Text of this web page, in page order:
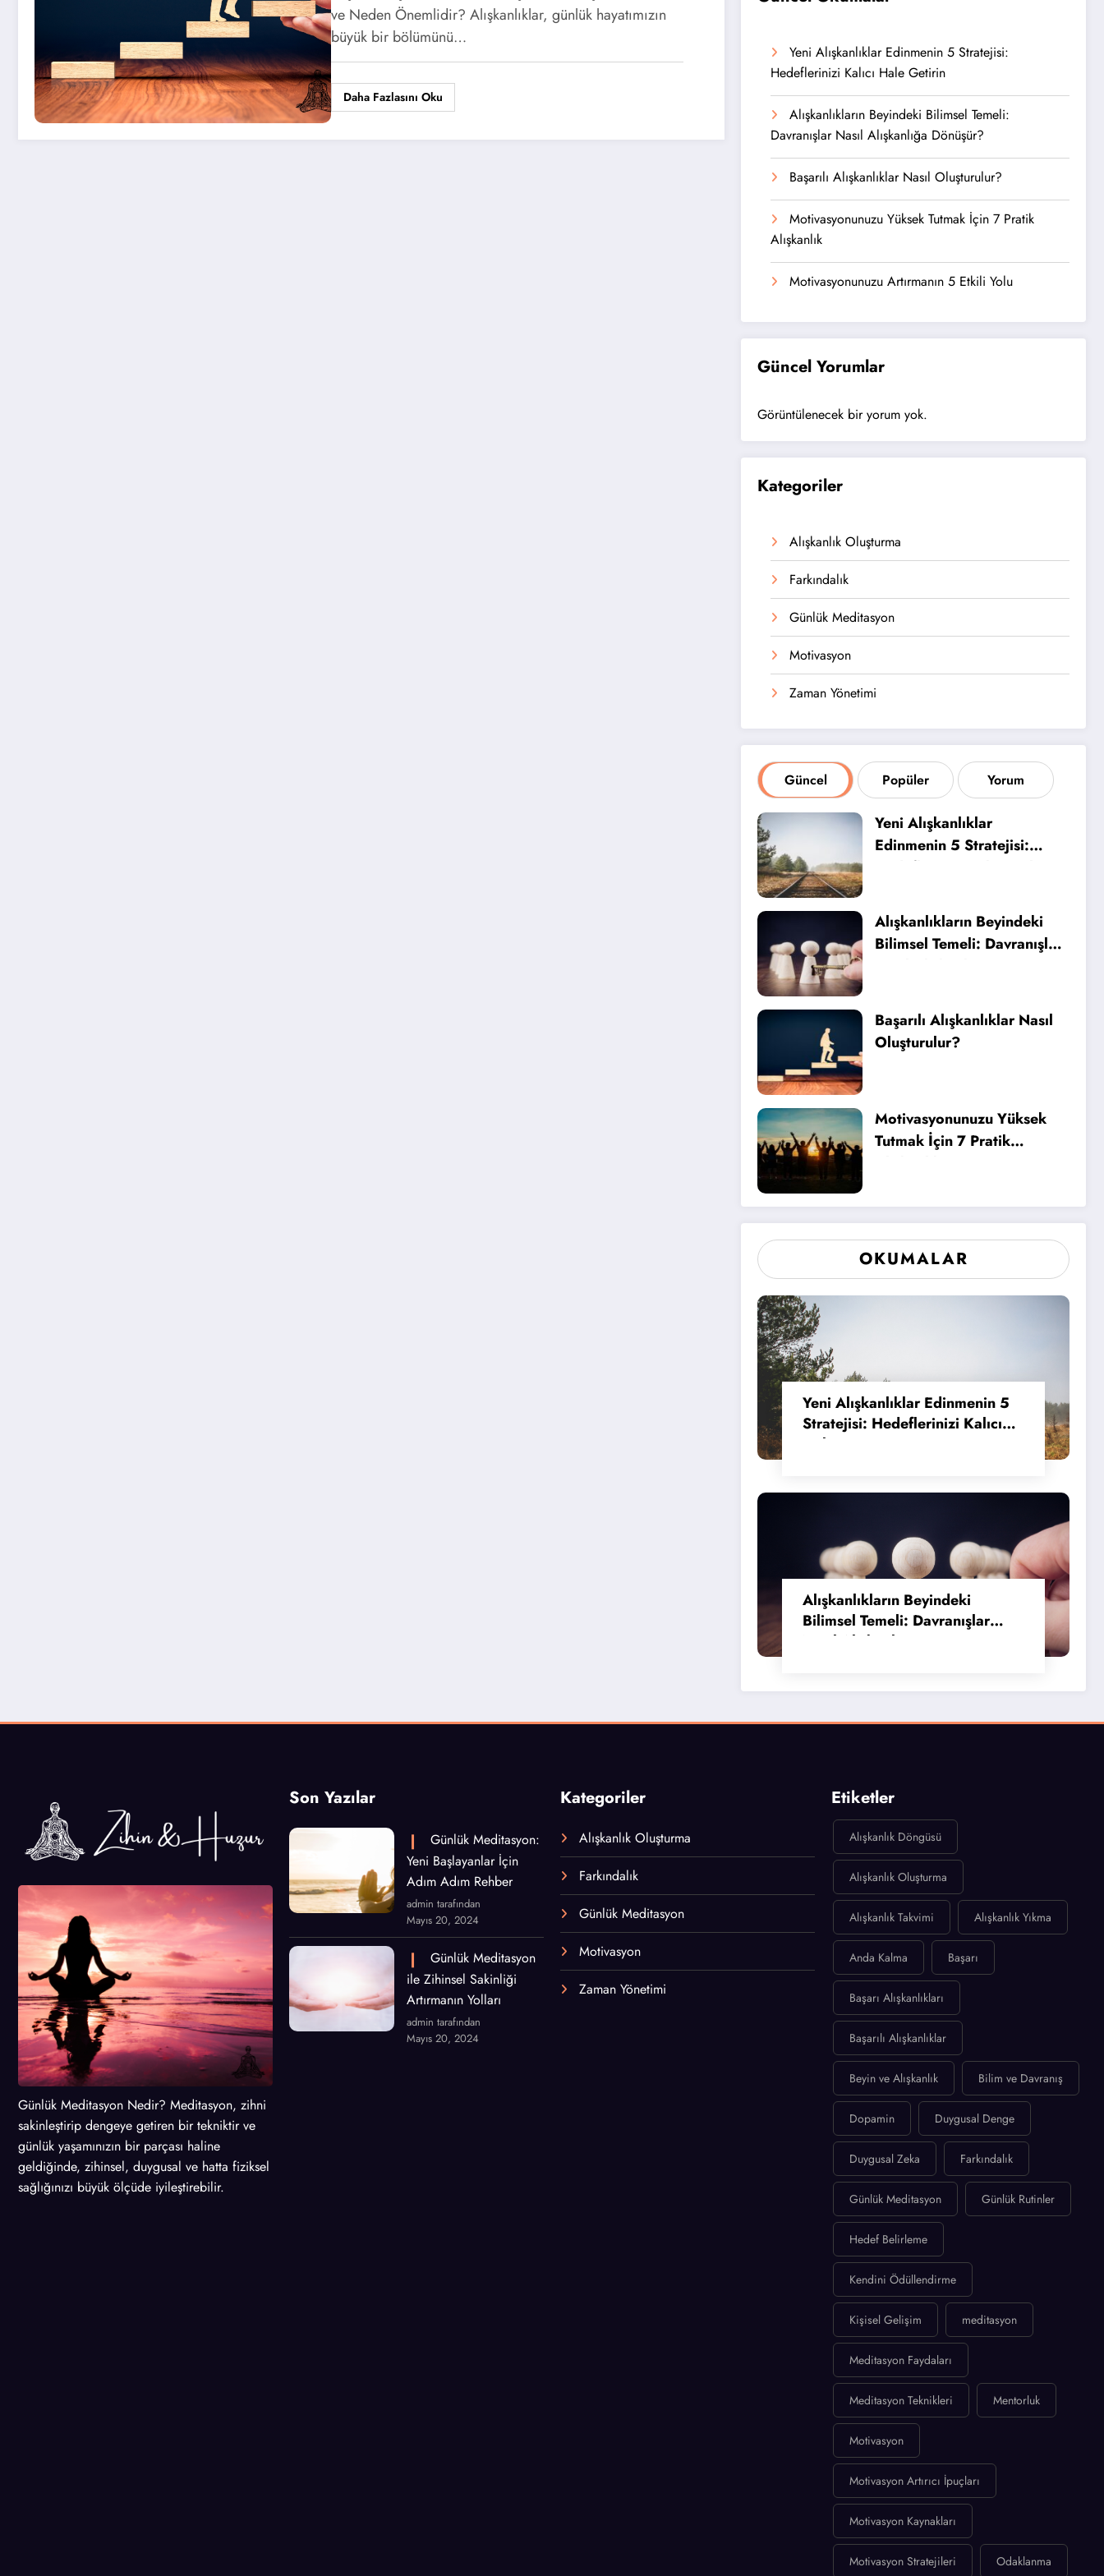
ve Neden Önemlidir? Alışkanlıklar, günlük hayatımızın
büyük bir bölümünü…
Daha Fazlasını Oku
Yeni Alışkanlıklar Edinmenin 5 Stratejisi:
Hedeflerinizi Kalıcı Hale Getirin
Alışkanlıkların Beyindeki Bilimsel Temeli:
Davranışlar Nasıl Alışkanlığa Dönüşür?
Başarılı Alışkanlıklar Nasıl Oluşturulur?
Motivasyonunuzu Yüksek Tutmak İçin 7 Pratik
Alışkanlık
Motivasyonunuzu Artırmanın 5 Etkili Yolu
Güncel Yorumlar
Görüntülenecek bir yorum yok.
Kategoriler
Alışkanlık Oluşturma
Farkındalık
Günlük Meditasyon
Motivasyon
Zaman Yönetimi
Güncel Popüler Yorum
Yeni Alışkanlıklar
Edinmenin 5 Stratejisi:
Hedeflerinizi Kalıcı Hale
Alışkanlıkların Beyindeki
Bilimsel Temeli: Davranışlar
Başarılı Alışkanlıklar Nasıl
Oluşturulur?
Motivasyonunuzu Yüksek
Tutmak İçin 7 Pratik
OKUMALAR
Yeni Alışkanlıklar Edinmenin 5
Stratejisi: Hedeflerinizi Kalıcı
Hale Getirin
Alışkanlıkların Beyindeki
Bilimsel Temeli: Davranışlar
Nasıl Alışkanlığa Dönüşür?
Günlük Meditasyon Nedir? Meditasyon, zihni
sakinleştirip dengeye getiren bir tekniktir ve
günlük yaşamınızın bir parçası haline
geldiğinde, zihinsel, duygusal ve hatta fiziksel
sağlığınızı büyük ölçüde iyileştirebilir.
Son Yazılar
Günlük Meditasyon:
Yeni Başlayanlar İçin
Adım Adım Rehber
admin tarafından
Mayıs 20, 2024
Günlük Meditasyon
ile Zihinsel Sakinliği
Artırmanın Yolları
admin tarafından
Mayıs 20, 2024
Kategoriler
Alışkanlık Oluşturma
Farkındalık
Günlük Meditasyon
Motivasyon
Zaman Yönetimi
Etiketler
Alışkanlık Döngüsü
Alışkanlık Oluşturma
Alışkanlık Takvimi Alışkanlık Yıkma
Anda Kalma Başarı
Başarı Alışkanlıkları
Başarılı Alışkanlıklar
Beyin ve Alışkanlık Bilim ve Davranış
Dopamin Duygusal Denge
Duygusal Zeka Farkındalık
Günlük Meditasyon Günlük Rutinler
Hedef Belirleme
Kendini Ödüllendirme
Kişisel Gelişim meditasyon
Meditasyon Faydaları
Meditasyon Teknikleri Mentorluk
Motivasyon
Motivasyon Artırıcı İpuçları
Motivasyon Kaynakları
Motivasyon Stratejileri Odaklanma